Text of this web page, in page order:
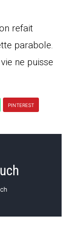
refait
parabole.
ne puisse
PINTEREST